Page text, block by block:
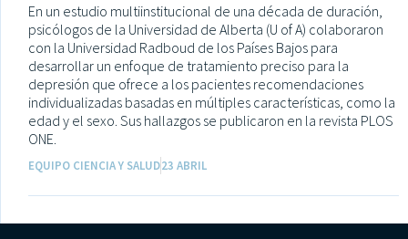
En un estudio multiinstitucional de una década de duración,
psicólogos de la Universidad de Alberta (U of A) colaboraron
con la Universidad Radboud de los Países Bajos para
desarrollar un enfoque de tratamiento preciso para la
depresión que ofrece a los pacientes recomendaciones
individualizadas basadas en múltiples características, como la
edad y el sexo. Sus hallazgos se publicaron en la revista PLOS
ONE.
EQUIPO CIENCIA Y SALUD23 ABRIL